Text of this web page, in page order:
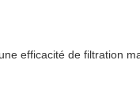
efficacité de filtration